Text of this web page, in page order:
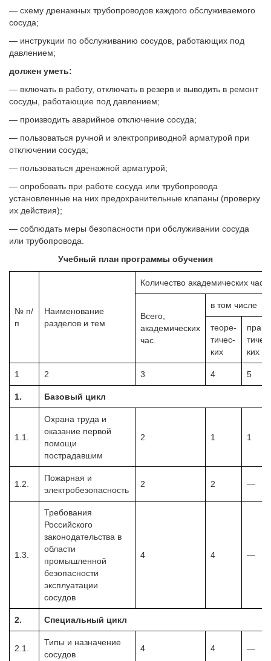
— схему дренажных трубопроводов каждого обслуживаемого
сосуда;
— инструкции по обслуживанию сосудов, работающих под
давлением;
должен уметь:
— включать в работу, отключать в резерв и выводить в ремонт
сосуды, работающие под давлением;
— производить аварийное отключение сосуда;
— пользоваться ручной и электроприводной арматурой при
отключении сосуда;
— пользоваться дренажной арматурой;
— опробовать при работе сосуда или трубопровода
установленные на них предохранительные клапаны (проверку
их действия);
— соблюдать меры безопасности при обслуживании сосуда
или трубопровода.
Учебный план программы обучения
№ п/
п
Наименование
разделов и тем
Количество академических
Всего,
академических
час.
в том числе
теоре-
тичес-
ких
прак-
тичес-
ких
1 2 3 4 5
1. Базовый цикл
1.1.
Охрана труда и
оказание первой
помощи
пострадавшим
2 1 1
1.2.
Пожарная и
электробезопасность
2 2 —
1.3.
Требования
Российского
законодательства в
области
промышленной
безопасности
эксплуатации
сосудов
4 4 —
2. Специальный цикл
2.1.
Типы и назначение
сосудов
4 4 —